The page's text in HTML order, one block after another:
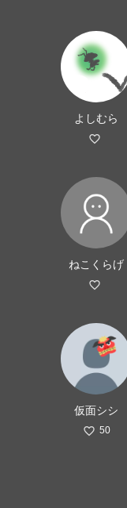
よしむら
ねこくらげ
仮面シシ
50